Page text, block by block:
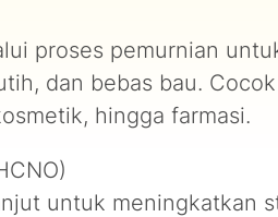
proses pemurnian
dan bebas bau. Cocok
hingga farmasi.
untuk meningkatkan